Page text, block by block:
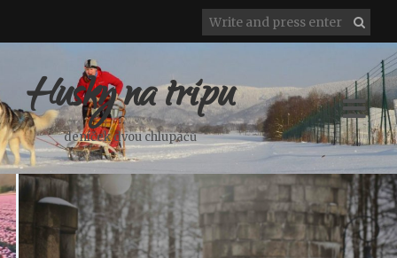
Husky na tripu
deníček dvou chlupáčů